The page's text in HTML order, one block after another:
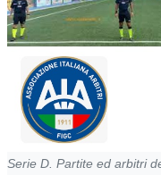
Serie D. Partite ed arbitri